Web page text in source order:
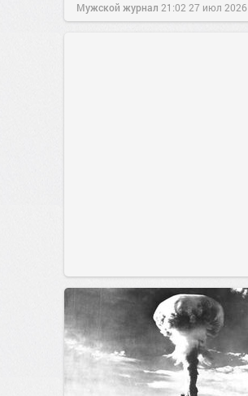
Мужской журнал 21:02 27 июл 2026